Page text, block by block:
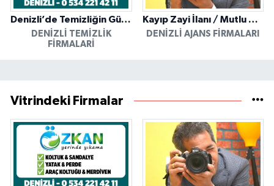
Denizli’de Temizliğin Güvenilir Adresi: Özkan Yerinde Yıkama
DENIZLI TEMIZLIK
FIRMALARI
Kayıp Zayi İlanı / Mutlu Ajans / Denizli
DENIZLI AJANS FIRMALARI
Vitrindeki Firmalar